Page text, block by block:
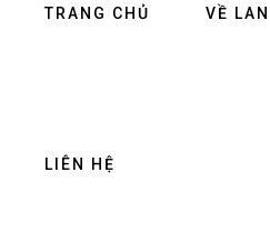
TRANG CHỦ VỀ
LIÊN HỆ